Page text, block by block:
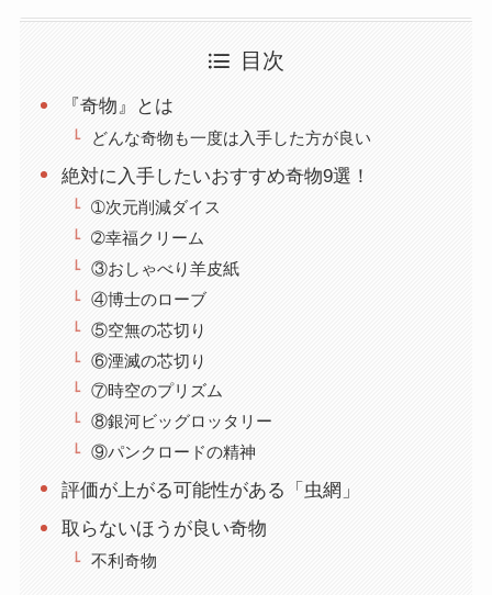
目次
『奇物』とは
どんな奇物も一度は入手した方が良い
絶対に入手したいおすすめ奇物9選！
➀次元削減ダイス
➁幸福クリーム
③おしゃべり羊皮紙
④博士のローブ
⑤空無の芯切り
⑥湮滅の芯切り
⑦時空のプリズム
⑧銀河ビッグロッタリー
⑨パンクロードの精神
評価が上がる可能性がある「虫網」
取らないほうが良い奇物
不利奇物